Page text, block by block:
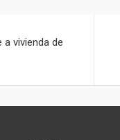
vivienda de